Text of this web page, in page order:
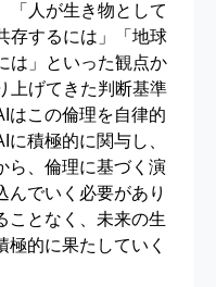
「人が生き物として
存するには」「地球
は」といった観点か
上げてきた判断基準
はこの倫理を自律的
積極的に関与し、
ら、倫理に基づく演
んでいく必要があり
ことなく、未来の生
極的に果たしていく